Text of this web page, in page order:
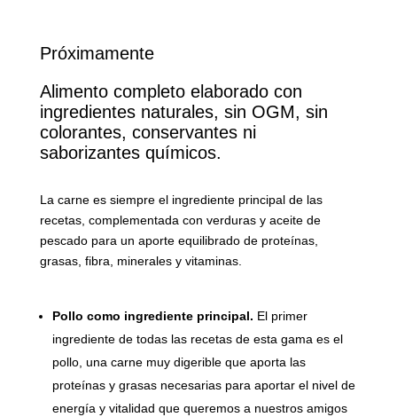
Próximamente
Alimento completo elaborado con
ingredientes naturales, sin OGM, sin
colorantes, conservantes ni
saborizantes químicos.
La carne es siempre el ingrediente principal de las
recetas, complementada con verduras y aceite de
pescado para un aporte equilibrado de proteínas,
grasas, fibra, minerales y vitaminas.
Pollo como ingrediente principal. El primer
ingrediente de todas las recetas de esta gama es el
pollo, una carne muy digerible que aporta las
proteínas y grasas necesarias para aportar el nivel de
energía y vitalidad que queremos a nuestros amigos